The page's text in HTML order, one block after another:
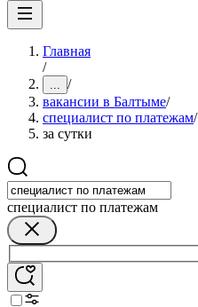
Главная
/
... /
вакансии в Балтыме/
специалист по платежам/
за сутки
специалист по платежам